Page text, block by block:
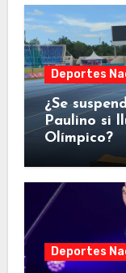
Deportes
¿Se
Paulino si
Olímpico?
Deportes